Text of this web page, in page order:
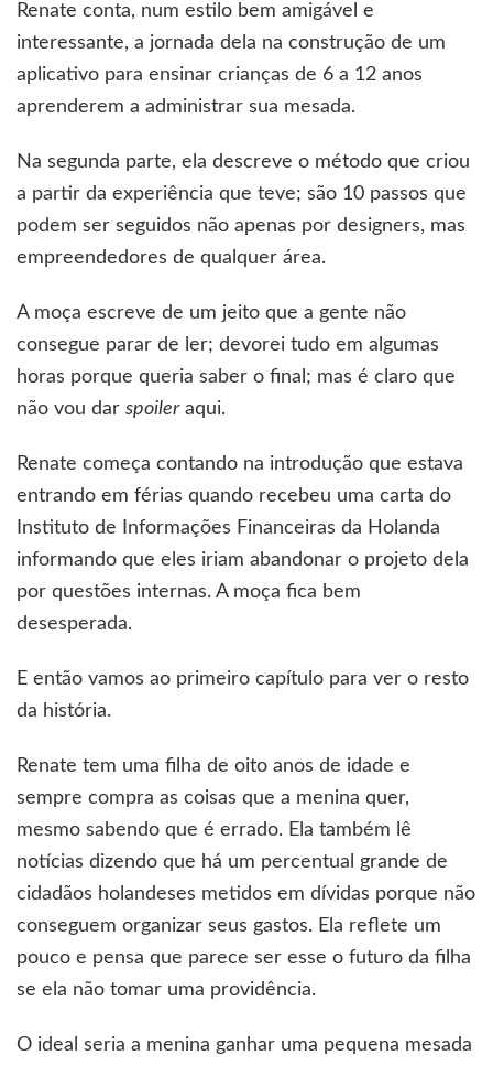
Renate conta, num estilo bem amigável e
interessante, a jornada dela na construção de um
aplicativo para ensinar crianças de 6 a 12 anos
aprenderem a administrar sua mesada.
Na segunda parte, ela descreve o método que criou
a partir da experiência que teve; são 10 passos que
podem ser seguidos não apenas por designers, mas
empreendedores de qualquer área.
A moça escreve de um jeito que a gente não
consegue parar de ler; devorei tudo em algumas
horas porque queria saber o final; mas é claro que
não vou dar spoileraqui.
Renate começa contando na introdução que estava
entrando em férias quando recebeu uma carta do
Instituto de Informações Financeiras da Holanda
informando que eles iriam abandonar o projeto dela
por questões internas. A moça fica bem
desesperada.
E então vamos ao primeiro capítulo para ver o resto
da história.
Renate tem uma filha de oito anos de idade e
sempre compra as coisas que a menina quer,
mesmo sabendo que é errado. Ela também lê
notícias dizendo que há um percentual grande de
cidadãos holandeses metidos em dívidas porque não
conseguem organizar seus gastos. Ela reflete um
pouco e pensa que parece ser esse o futuro da filha
se ela não tomar uma providência.
O ideal seria a menina ganhar uma pequena mesada